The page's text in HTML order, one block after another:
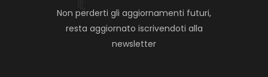
Non perderti gli aggiornamenti futuri,
resta aggiornato iscrivendoti alla
newsletter